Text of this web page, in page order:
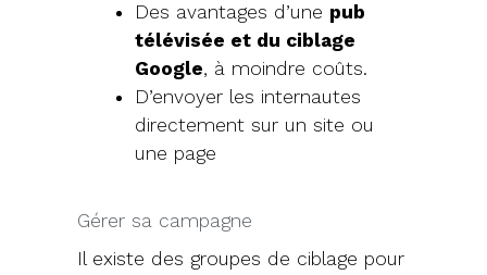
Des avantages d’une pub
télévisée et du ciblage
Google, à moindre coûts.
D’envoyer les internautes
directement sur un site ou
une page
Gérer sa campagne
Il existe des groupes de ciblage pour